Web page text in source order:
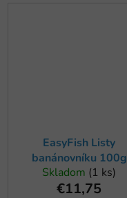
EasyFish Listy
banánovníku 100g
Skladom (1 ks)
€11,75